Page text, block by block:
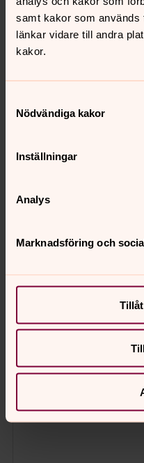
samt kakor som används
länkar vidare till andra
kakor.
Nödvändiga kakor
Inställningar
Analys
Marknadsföring och